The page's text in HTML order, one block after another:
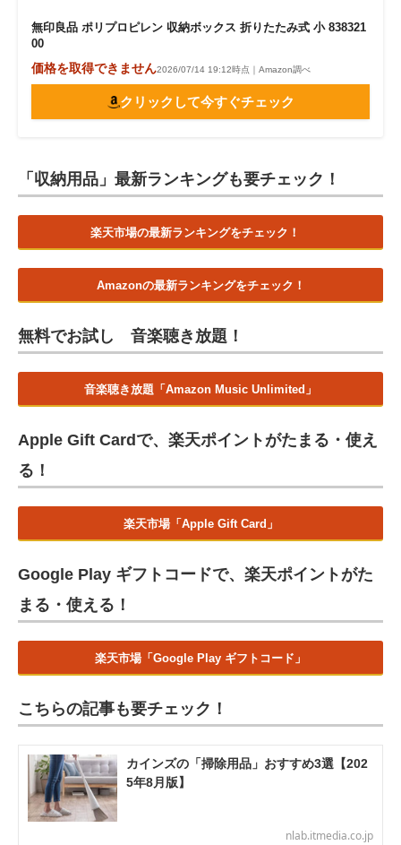
無印良品 ポリプロピレン 収納ボックス 折りたたみ式 小 838321
00
価格を取得できません2026/07/14 19:12時点｜Amazon調べ
クリックして今すぐチェック
「収納用品」最新ランキングも要チェック！
楽天市場の最新ランキングをチェック！
Amazonの最新ランキングをチェック！
無料でお試し 音楽聴き放題！
音楽聴き放題「Amazon Music Unlimited」
Apple Gift Cardで、楽天ポイントがたまる・使え
る！
楽天市場「Apple Gift Card」
Google Play ギフトコードで、楽天ポイントがた
まる・使える！
楽天市場「Google Play ギフトコード」
こちらの記事も要チェック！
カインズの「掃除用品」おすすめ3選【202
5年8月版】
nlab.itmedia.co.jp